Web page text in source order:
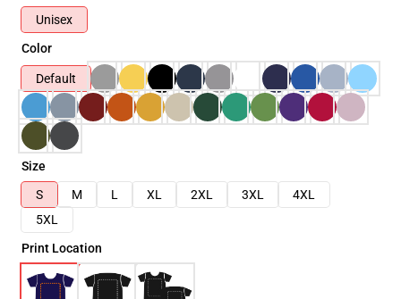
Unisex
Color
Default
Size
S
M L XL 2XL 3XL
4XL
5XL
Print Location